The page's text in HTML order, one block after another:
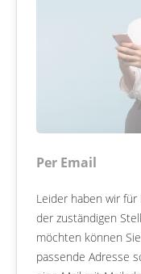
Per Email
Leider haben wir
der zuständigen
möchten können
passende Adresse